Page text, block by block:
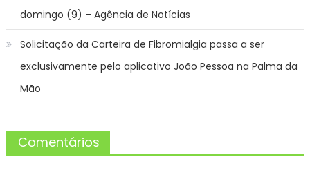
domingo (9) – Agência de Notícias
Solicitação da Carteira de Fibromialgia passa a ser
exclusivamente pelo aplicativo João Pessoa na Palma da
Mão
Comentários